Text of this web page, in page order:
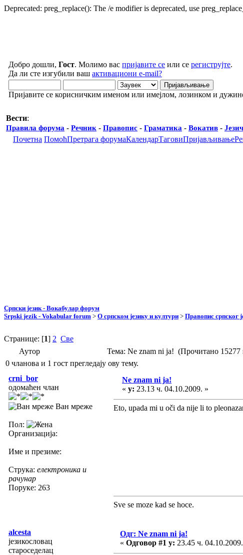
Deprecated: preg_replace(): The /e modifier is deprecated, use
Добро дошли, Гост. Молимо вас пријавите се или се региструјте.
Да ли сте изгубили ваш активациони e-mail?
Пријавите се корисничким именом или имејлом, лозинком и
Вести:
Правила форума - Речник - Правопис - Граматика - Вокатив -
Почетна ПомоћПретрага форумаКалендарТаговиПријављивање
Српски језик - Вокабулар форум
Srpski jezik - Vokabular forum > О српском језику и култури > Правопис српског
Странице: [1] 2 Све
Аутор
Тема: Ne znam ni ja! (Прочитано 15277
0 чланова и 1 гост прегледају ову тему.
crni_bor
одомаћен члан
Ван мреже
Пол:
Организација:
Име и презиме:
Струка: електроника и
рачунар
Поруке: 263
Ne znam ni ja!
« у: 23.13 ч. 04.10.2009. »
Eto, upada mi u oči da nije li to
Sve se moze kad se hoce.
alcesta
језикословац
староседелац
Одг: Ne znam ni ja!
« Одговор #1 у: 23.45 ч.